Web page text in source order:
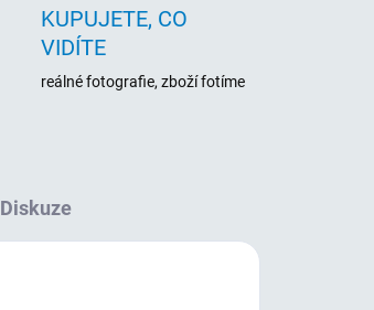
KUPUJETE, CO
VIDÍTE
reálné fotografie, zboží fotíme
Diskuze